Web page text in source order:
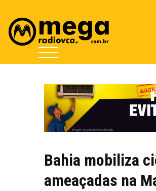
Bahia mobiliza
ameaçadas na